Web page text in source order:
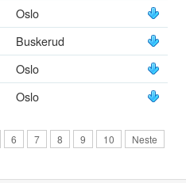
Oslo
Buskerud
Oslo
Oslo
6 7 8 9 10 Neste